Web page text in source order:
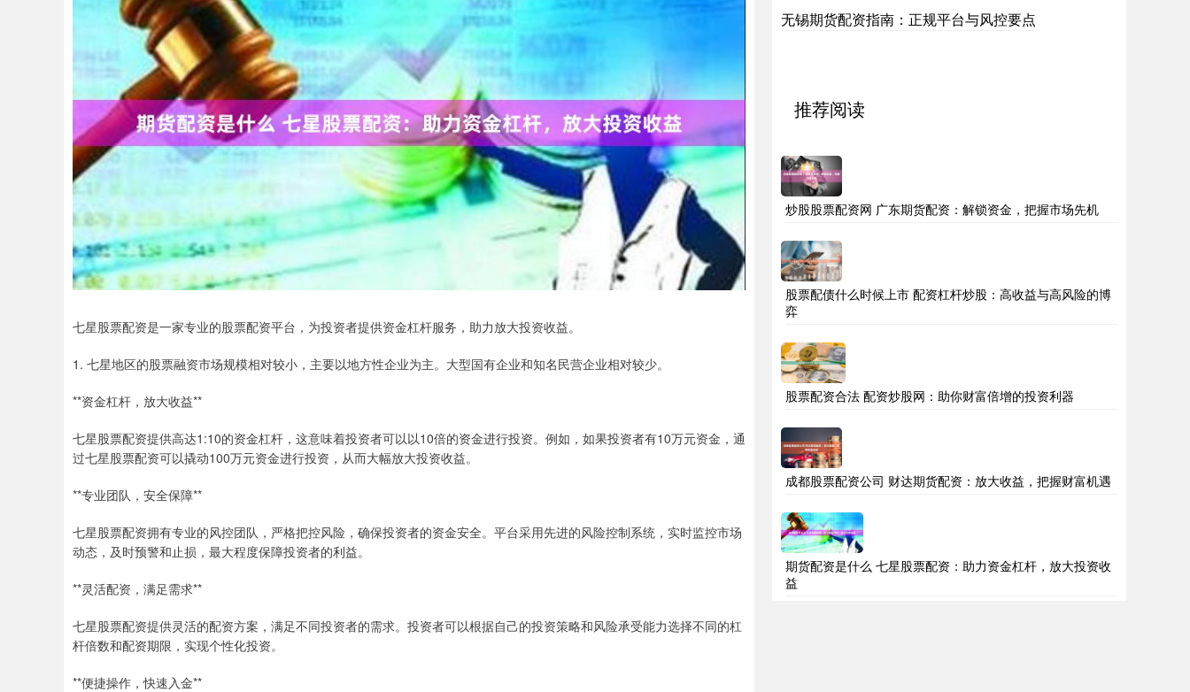
七星股票配资是一家专业的股票配资平台，为投资者提供资金杠杆服务，助力放大投资收益。
1. 七星地区的股票融资市场规模相对较小，主要以地方性企业为主。大型国有企业和知名民营企业相对较少。
**资金杠杆，放大收益**
七星股票配资提供高达1:10的资金杠杆，这意味着投资者可以以10倍的资金进行投资。例如，如果投资者有10万元资金，通
过七星股票配资可以撬动100万元资金进行投资，从而大幅放大投资收益。
**专业团队，安全保障**
七星股票配资拥有专业的风控团队，严格把控风险，确保投资者的资金安全。平台采用先进的风险控制系统，实时监控市场
动态，及时预警和止损，最大程度保障投资者的利益。
**灵活配资，满足需求**
七星股票配资提供灵活的配资方案，满足不同投资者的需求。投资者可以根据自己的投资策略和风险承受能力选择不同的杠
杆倍数和配资期限，实现个性化投资。
**便捷操作，快速入金**
无锡期货配资指南：正规平台与风控要点
推荐阅读
炒股股票配资网 广东期货配资：解锁资金，把握市场先机
股票配债什么时候上市 配资杠杆炒股：高收益与高风险的博
弈
股票配资合法 配资炒股网：助你财富倍增的投资利器
成都股票配资公司 财达期货配资：放大收益，把握财富机遇
期货配资是什么 七星股票配资：助力资金杠杆，放大投资收
益